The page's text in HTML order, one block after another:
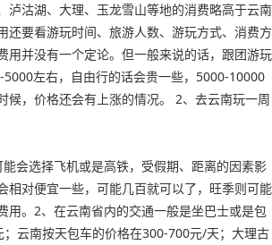
泸沽湖、大理、玉龙雪山等地的消费略高于云南
还要看游玩时间、旅游人数、游玩方式、消费方
用并没有一个定论。但一般来说的话，跟团游玩
左右，自由行的话会贵一些，5000-10000
候，价格还会有上涨的情况。 2、去云南玩一周
会选择飞机或是高铁，受假期、距离的因素影
相对便宜一些，可能几百就可以了，旺季则可能
用。2、在云南省内的交通一般是坐巴士或是包
云南按天包车的价格在300-700元/天；大理古